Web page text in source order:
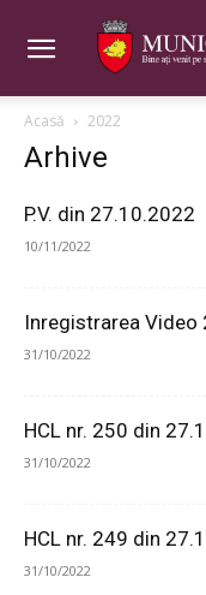
Acasă 2022
Arhive
P.V. din 27.10.2022
10/11/2022
Inregistrarea
31/10/2022
HCL nr. 250 din
31/10/2022
HCL nr. 249 din
31/10/2022